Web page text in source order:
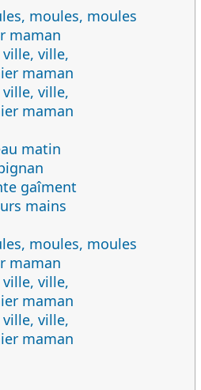
moules, moules
maman
ville, ville,
maman
ville, ville,
maman
matin
gaîment
mains
moules, moules
maman
ville, ville,
maman
ville, ville,
maman